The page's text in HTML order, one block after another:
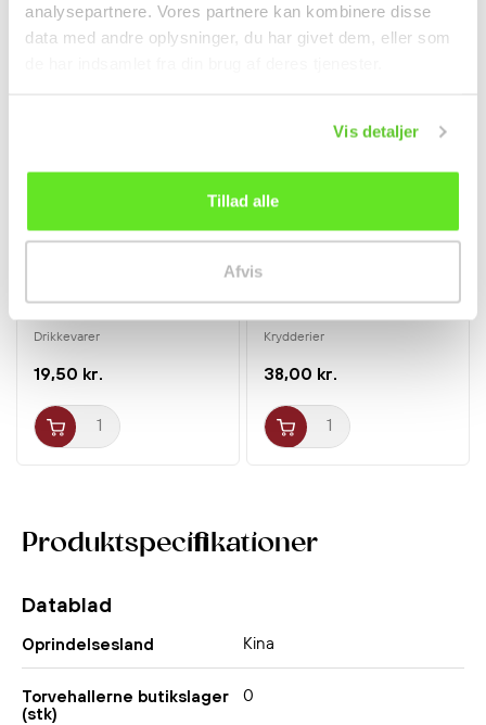
analysepartnere. Vores partnere kan kombinere disse
data med andre oplysninger, du har givet dem, eller som
Vis detaljer
Tillad alle
Afvis
Produktspecifikationer
Datablad
Oprindelsesland Kina
Torvehallerne butikslager
(stk)
0
Drikkevarer
19,50 kr.
Krydderier
38,00 kr.